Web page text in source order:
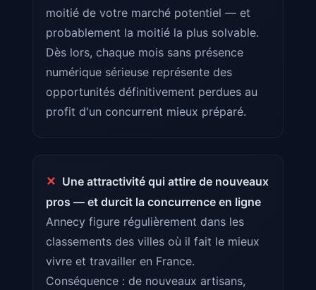
moitié de votre marché potentiel — et
probablement la moitié la plus solvable.
Dès lors, chaque mois sans présence
numérique sérieuse représente des
opportunités définitivement perdues au
profit d'un concurrent mieux préparé.
✕ Une attractivité qui attire de nouveaux
pros — et durcit la concurrence en ligne
Annecy figure régulièrement dans les
classements des villes où il fait le mieux
vivre et travailler en France.
Conséquence : de nouveaux artisans,